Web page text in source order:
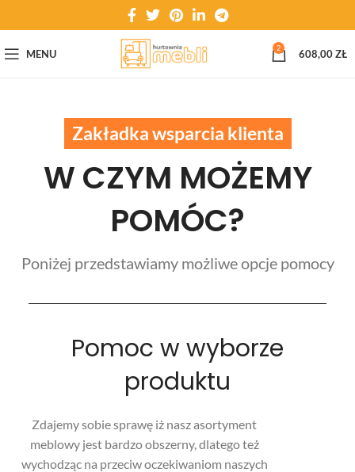
MENU 2 608,00ZŁ
Zakładka wsparcia klienta
W CZYM MOŻEMY
POMÓC?
Poniżej przedstawiamy możliwe opcje pomocy
Pomoc w wyborze
produktu
Zdajemy sobie sprawę iż nasz asortyment
meblowy jest bardzo obszerny, dlatego też
wychodząc na przeciw oczekiwaniom naszych